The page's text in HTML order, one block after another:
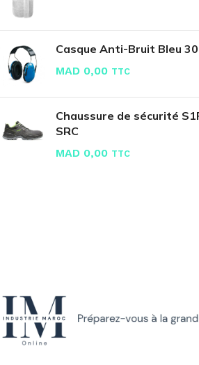
Casque Anti-Bruit Bleu
MAD 0,00 TTC
Chaussure de sécurité
SRC
MAD 0,00 TTC